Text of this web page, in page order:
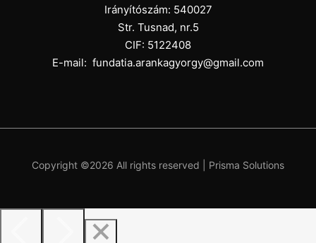
Irányítószám: 540027
Str. Tusnad, nr.5
CIF: 5122408
E-mail: fundatia.arankagyorgy@gmail.com
Copyright ©2026 All rights reserved | Prisma Solutions